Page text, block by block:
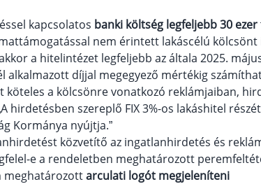
kapcsolatos banki költség legfeljebb 30
nem érintett lakáscélú kölcsönt
a hitelintézet legfeljebb az általa 2025.
alkalmazott díjjal megegyező mértékig
köteles a kölcsönre vonatkozó reklámjaiban,
hirdetésben szereplő FIX 3%-os lakáshitel
Kormánya nyújtja.”
közvetítő az ingatlanhirdetés és
e a rendeletben meghatározott
meghatározottarculati logót megjeleníteni